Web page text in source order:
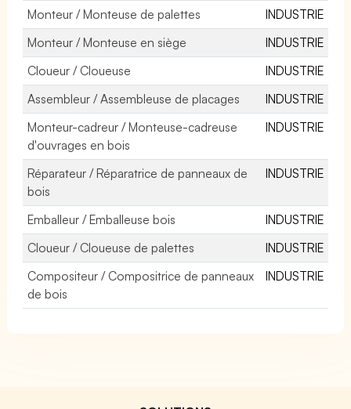
Monteur / Monteuse de palettes
INDUSTRIE
Monteur / Monteuse en siège
INDUSTRIE
Cloueur / Cloueuse
INDUSTRIE
Assembleur / Assembleuse de placages
INDUSTRIE
Monteur-cadreur / Monteuse-cadreuse
d'ouvrages en bois
INDUSTRIE
Réparateur / Réparatrice de panneaux de
bois
INDUSTRIE
Emballeur / Emballeuse bois
INDUSTRIE
Cloueur / Cloueuse de palettes
INDUSTRIE
Compositeur / Compositrice de panneaux
de bois
INDUSTRIE